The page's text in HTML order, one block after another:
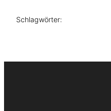
Schlagwörter: